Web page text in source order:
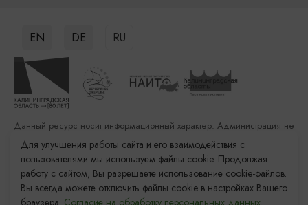
EN DE RU
Данный ресурс носит информационный характер. Администрация не
несет ответственности за качество услуг, предоставленных
сторонними организациями
Разработка сайта: «Решение»
Продвижение сайта: Remarka Agency
Для улучшения работы сайта и его взаимодействия с
пользователями мы используем файлы cookie. Продолжая
работу с сайтом, Вы разрешаете использование cookie-файлов.
Вы всегда можете отключить файлы cookie в настройках Вашего
браузера. Согласие на обработку персональных данных.